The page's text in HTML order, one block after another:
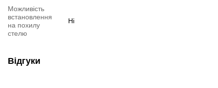
Можливість
встановлення
на похилу
стелю
Ні
Відгуки